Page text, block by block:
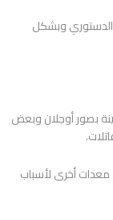
هما “الحرية للقائد آبو” المسجون منذ 1999، و”الاعتراف الدستوري وبشكل
بصور أوجلان وبعض
معدات أخرى لأسباب